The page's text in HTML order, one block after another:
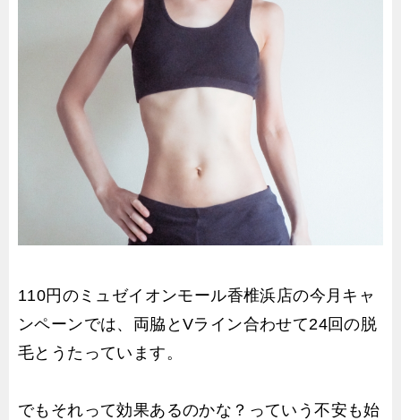
110円のミュゼイオンモール香椎浜店の今月キャ
ンペーンでは、両脇とVライン合わせて24回の脱
毛とうたっています。
でもそれって効果あるのかな？っていう不安も始